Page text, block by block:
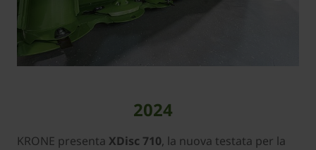
2024
KRONE presenta XDisc 710, la nuova testata per la